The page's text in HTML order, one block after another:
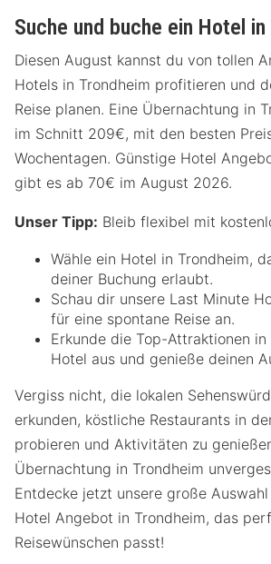
Suche und buche ein Hotel in
Diesen August kannst du von tollen
Hotels in Trondheim profitieren und
Reise planen. Eine Übernachtung in
im Schnitt 209€, mit den besten
Wochentagen. Günstige Hotel
gibt es ab 70€ im August 2026.
Unser Tipp: Bleib flexibel mit
Wähle ein Hotel in Trondheim,
deiner Buchung erlaubt.
Schau dir unsere Last Minute
für eine spontane Reise an.
Erkunde die Top-Attraktionen in
Hotel aus und genieße deinen
Vergiss nicht, die lokalen
erkunden, köstliche Restaurants in
probieren und Aktivitäten zu
Übernachtung in Trondheim
Entdecke jetzt unsere große
Hotel Angebot in Trondheim, das
Reisewünschen passt!